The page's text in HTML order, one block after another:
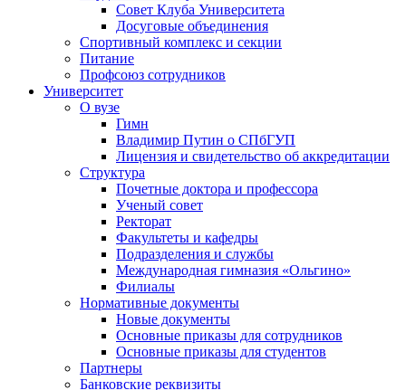
Совет Клуба Университета
Досуговые объединения
Спортивный комплекс и секции
Питание
Профсоюз сотрудников
Университет
О вузе
Гимн
Владимир Путин о СПбГУП
Лицензия и свидетельство об аккредитации
Структура
Почетные доктора и профессора
Ученый совет
Ректорат
Факультеты и кафедры
Подразделения и службы
Международная гимназия «Ольгино»
Филиалы
Нормативные документы
Новые документы
Основные приказы для сотрудников
Основные приказы для студентов
Партнеры
Банковские реквизиты